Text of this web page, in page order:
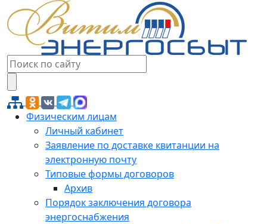
Физическим лицам
Личный кабинет
Заявление по доставке квитанции на
электронную почту
Типовые формы договоров
Архив
Порядок заключения договора
энергоснабжения